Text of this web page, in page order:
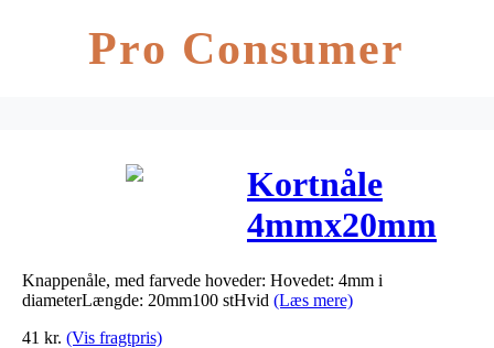
Pro Consumer
Kortnåle
4mmx20mm
hvid
100stk/pak
Knappenåle, med farvede hoveder: Hovedet: 4mm i
diameterLængde: 20mm100 stHvid (Læs mere)
41 kr. (Vis fragtpris)